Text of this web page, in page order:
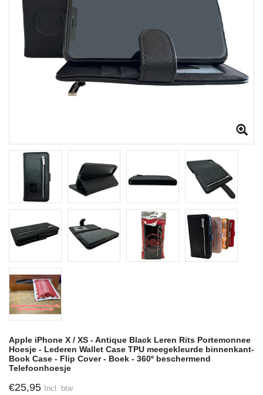
Apple iPhone X / XS - Antique Black Leren Rits Portemonnee
Hoesje - Lederen Wallet Case TPU meegekleurde binnenkant-
Book Case - Flip Cover - Boek - 360º beschermend
Telefoonhoesje
€25,95 Incl. btw